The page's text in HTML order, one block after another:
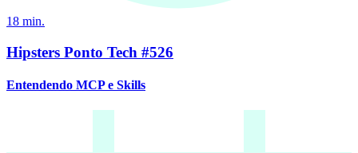
18 min.
Hipsters Ponto Tech #526
Entendendo MCP e Skills